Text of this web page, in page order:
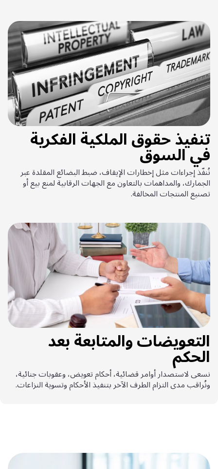
تنفيذ حقوق الملكية الفكرية
في السوق
نُنفّذ إجراءات مثل إخطارات الإيقاف، ضبط البضائع المقلدة عبر
الجمارك، والمداهمات بالتعاون مع الجهات الرقابية لمنع بيع أو
تصنيع المنتجات المخالفة.
التعويضات والمتابعة بعد
الحكم
نسعى لاستصدار أوامر قضائية، أحكام تعويض، وعقوبات جنائية،
ونُراقب مدى التزام الطرف الآخر بتنفيذ الأحكام وتسوية النزاعات.